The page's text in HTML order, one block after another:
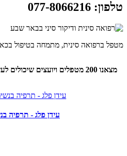
טלפון:
077-8066216
מטפל ברפואה סינית, מתמחה בטיפול